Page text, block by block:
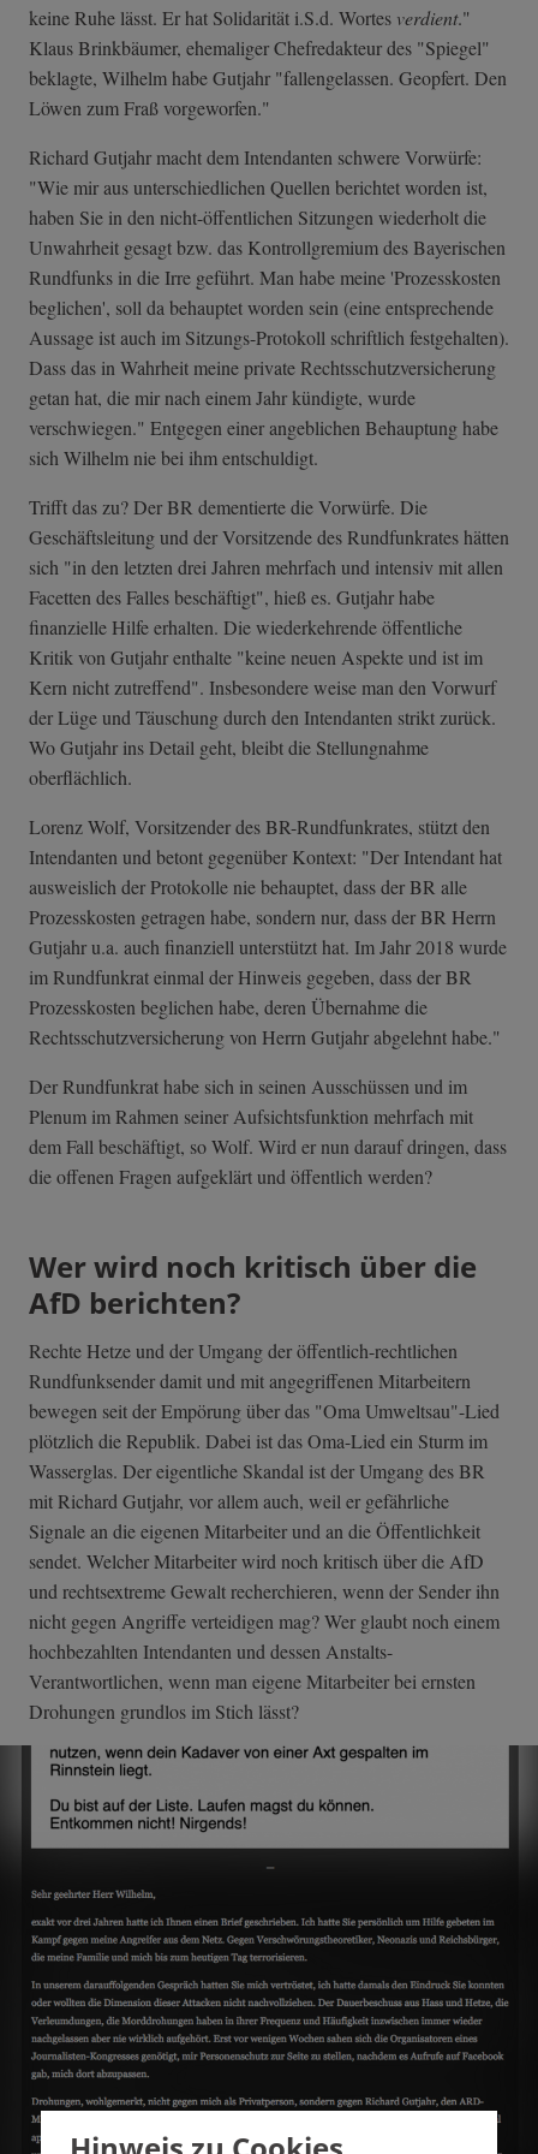
keine Ruhe lässt. Er hat Solidarität i.S.d. Wortes verdient."
Klaus Brinkbäumer, ehemaliger Chefredakteur des "Spiegel"
beklagte, Wilhelm habe Gutjahr "fallengelassen. Geopfert. Den
Löwen zum Fraß vorgeworfen."
Richard Gutjahr macht dem Intendanten schwere Vorwürfe:
"Wie mir aus unterschiedlichen Quellen berichtet worden ist,
haben Sie in den nicht-öffentlichen Sitzungen wiederholt die
Unwahrheit gesagt bzw. das Kontrollgremium des Bayerischen
Rundfunks in die Irre geführt. Man habe meine 'Prozesskosten
beglichen', soll da behauptet worden sein (eine entsprechende
Aussage ist auch im Sitzungs-Protokoll schriftlich festgehalten).
Dass das in Wahrheit meine private Rechtsschutzversicherung
getan hat, die mir nach einem Jahr kündigte, wurde
verschwiegen." Entgegen einer angeblichen Behauptung habe
sich Wilhelm nie bei ihm entschuldigt.
Trifft das zu? Der BR dementierte die Vorwürfe. Die
Geschäftsleitung und der Vorsitzende des Rundfunkrates hätten
sich "in den letzten drei Jahren mehrfach und intensiv mit allen
Facetten des Falles beschäftigt", hieß es. Gutjahr habe
finanzielle Hilfe erhalten. Die wiederkehrende öffentliche
Kritik von Gutjahr enthalte "keine neuen Aspekte und ist im
Kern nicht zutreffend". Insbesondere weise man den Vorwurf
der Lüge und Täuschung durch den Intendanten strikt zurück.
Wo Gutjahr ins Detail geht, bleibt die Stellungnahme
oberflächlich.
Lorenz Wolf, Vorsitzender des BR-Rundfunkrates, stützt den
Intendanten und betont gegenüber Kontext: "Der Intendant hat
ausweislich der Protokolle nie behauptet, dass der BR alle
Prozesskosten getragen habe, sondern nur, dass der BR Herrn
Gutjahr u.a. auch finanziell unterstützt hat. Im Jahr 2018 wurde
im Rundfunkrat einmal der Hinweis gegeben, dass der BR
Prozesskosten beglichen habe, deren Übernahme die
Rechtsschutzversicherung von Herrn Gutjahr abgelehnt habe."
Der Rundfunkrat habe sich in seinen Ausschüssen und im
Plenum im Rahmen seiner Aufsichtsfunktion mehrfach mit
dem Fall beschäftigt, so Wolf. Wird er nun darauf dringen, dass
die offenen Fragen aufgeklärt und öffentlich werden?
Wer wird noch kritisch über die
AfD berichten?
Rechte Hetze und der Umgang der öffentlich-rechtlichen
Rundfunksender damit und mit angegriffenen Mitarbeitern
bewegen seit der Empörung über das "Oma Umweltsau"-Lied
plötzlich die Republik. Dabei ist das Oma-Lied ein Sturm im
Wasserglas. Der eigentliche Skandal ist der Umgang des BR
mit Richard Gutjahr, vor allem auch, weil er gefährliche
Signale an die eigenen Mitarbeiter und an die Öffentlichkeit
sendet. Welcher Mitarbeiter wird noch kritisch über die AfD
und rechtsextreme Gewalt recherchieren, wenn der Sender ihn
nicht gegen Angriffe verteidigen mag? Wer glaubt noch einem
hochbezahlten Intendanten und dessen Anstalts-
Verantwortlichen, wenn man eigene Mitarbeiter bei ernsten
Drohungen grundlos im Stich lässt?